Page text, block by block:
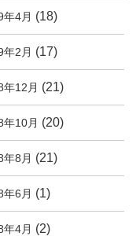
年4月 (18)
年2月 (17)
年12月 (21)
年10月 (20)
年8月 (21)
年6月 (1)
年4月 (2)